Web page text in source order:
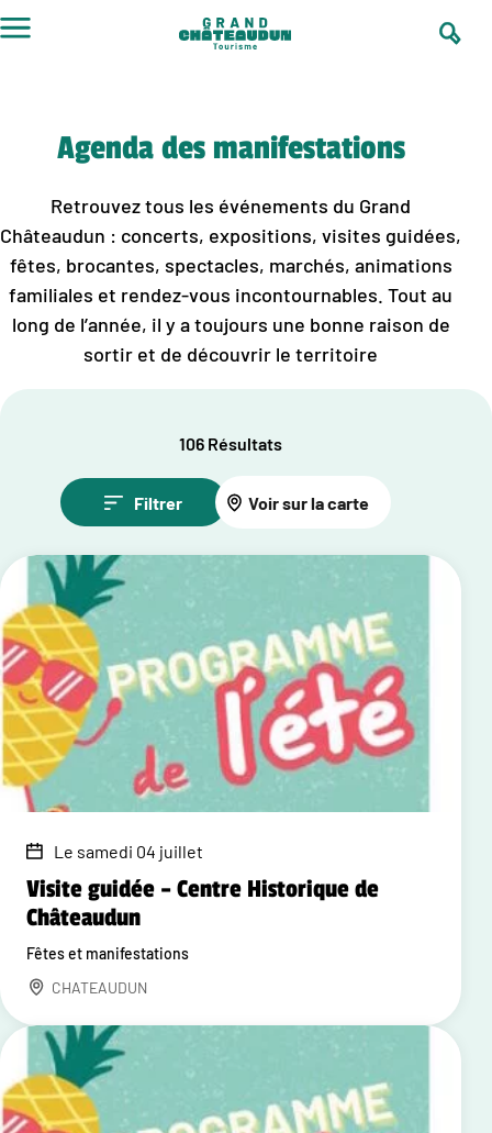
au
Agenda des manifestations
Retrouvez tous les événements du Grand
Châteaudun : concerts, expositions, visites guidées,
fêtes, brocantes, spectacles, marchés, animations
familiales et rendez-vous incontournables. Tout au
long de l’année, il y a toujours une bonne raison de
sortir et de découvrir le territoire
106 Résultats
Filtrer Voir sur la carte
Le samedi 04 juillet
Visite guidée – Centre Historique de
Châteaudun
Fêtes et manifestations
CHATEAUDUN